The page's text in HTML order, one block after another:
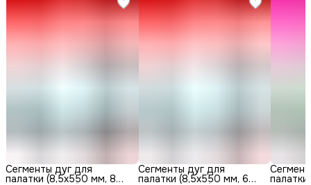
Сегменты дуг для
палатки (8,5х550 мм, 8
Сегменты дуг для
палатки (8,5х550 мм, 6